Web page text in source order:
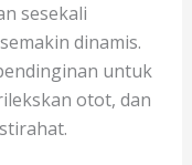
sesekali
dinamis.
untuk
otot, dan